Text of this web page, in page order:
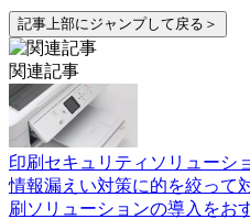
記事上部にジャンプして戻る＞
関連記事
印刷セキュリティソリューシ
情報漏えい対策に的を絞って
刷ソリューションの導入をお